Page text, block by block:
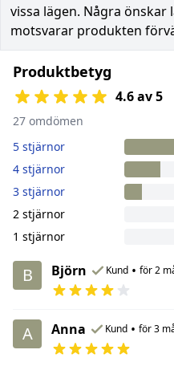
vissa lägen. Några
motsvarar produkten
Produktbetyg
4.6 av 5
27 omdömen
5 stjärnor
4 stjärnor
3 stjärnor
2 stjärnor
1 stjärnor
B Björn Kund • för 2
A Anna Kund • för 3